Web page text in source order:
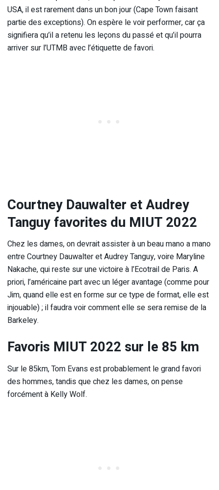
USA, il est rarement dans un bon jour (Cape Town faisant
partie des exceptions). On espère le voir performer, car ça
signifiera qu’il a retenu les leçons du passé et qu’il pourra
arriver sur l’UTMB avec l’étiquette de favori.
Courtney Dauwalter et Audrey
Tanguy favorites du MIUT 2022
Chez les dames, on devrait assister à un beau mano a mano
entre Courtney Dauwalter et Audrey Tanguy, voire Maryline
Nakache, qui reste sur une victoire à l’Ecotrail de Paris. A
priori, l’américaine part avec un léger avantage (comme pour
Jim, quand elle est en forme sur ce type de format, elle est
injouable) ; il faudra voir comment elle se sera remise de la
Barkeley.
Favoris MIUT 2022 sur le 85 km
Sur le 85km, Tom Evans est probablement le grand favori
des hommes, tandis que chez les dames, on pense
forcément à Kelly Wolf.